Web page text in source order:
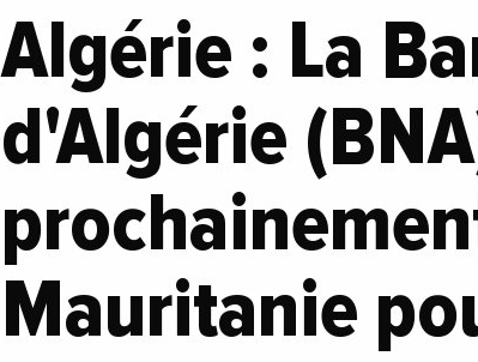
Algérie : La
d'Algérie
Mauritanie